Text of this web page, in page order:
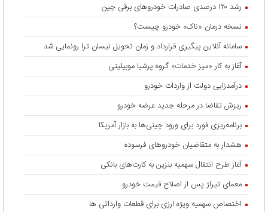
رشد ۱۲۰ درصدی صادرات خودروهای برقی چین
نسخه درمان «ناک» خودرو چیست؟
سامانه آنلاین پیگیری قرارداد‌ و زمان تحویل نیسان ترا رونمایی شد
آغاز به کار «میز خدمات» گروه پرشیا موبیلیتی
درآمدزایی دولت از واردات خودرو
ریزش تقاضا در مرحله جدید عرضه خودرو
برنامه‌ریزی فورد برای ورود چینی‌ها به بازار آمریکا
هشدار به متقاضیان خودروهای فرسوده
آغاز طرح انتقال سهمیه بنزین به کارت‌های بانکی
معمای تیراژ پس از اصلاح قیمت خودرو
اختصاص سهمیه ویژه ارزی برای قطعات وارداتی ها